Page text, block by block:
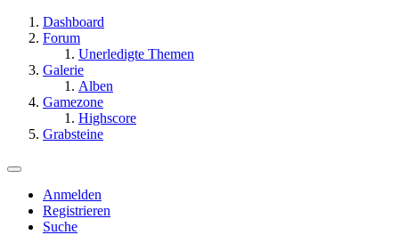
Dashboard
Forum
Unerledigte Themen
Galerie
Alben
Gamezone
Highscore
Grabsteine
Anmelden
Registrieren
Suche